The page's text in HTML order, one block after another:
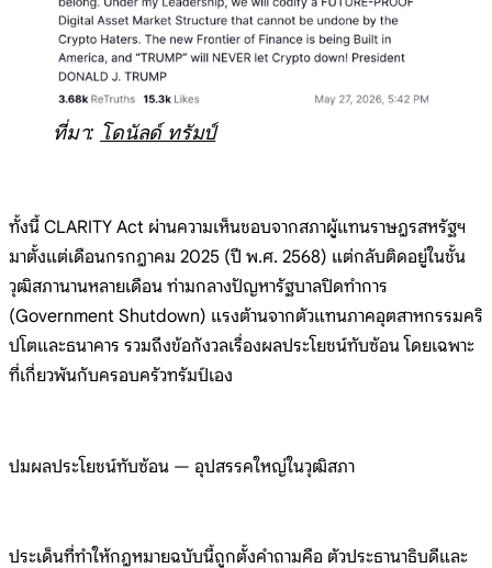
ที่มา: โดนัลด์ ทรัมป์
ทั้งนี้ CLARITY Act ผ่านความเห็นชอบจากสภาผู้แทนราษฎรสหรัฐฯ
มาตั้งแต่เดือนกรกฎาคม 2025 (ปี พ.ศ. 2568) แต่กลับติดอยู่ในชั้น
วุฒิสภานานหลายเดือน ท่ามกลางปัญหารัฐบาลปิดทำการ
(Government Shutdown) แรงต้านจากตัวแทนภาคอุตสาหกรรมคริ
ปโตและธนาคาร รวมถึงข้อกังวลเรื่องผลประโยชน์ทับซ้อน โดยเฉพาะ
ที่เกี่ยวพันกับครอบครัวทรัมป์เอง
ปมผลประโยชน์ทับซ้อน — อุปสรรคใหญ่ในวุฒิสภา
ประเด็นที่ทำให้กฎหมายฉบับนี้ถูกตั้งคำถามคือ ตัวประธานาธิบดีและ